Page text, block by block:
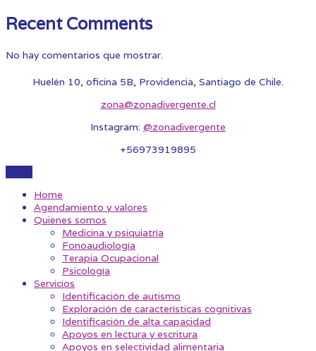
Recent Comments
No hay comentarios que mostrar.
Huelén 10, oficina 5B, Providencia, Santiago de Chile.
zona@zonadivergente.cl
Instagram: @zonadivergente
+56973919895
Home
Agendamiento y valores
Quienes somos
Medicina y psiquiatría
Fonoaudiología
Terapia Ocupacional
Psicología
Servicios
Identificación de autismo
Exploración de características cognitivas
Identificación de alta capacidad
Apoyos en lectura y escritura
Apoyos en selectividad alimentaria